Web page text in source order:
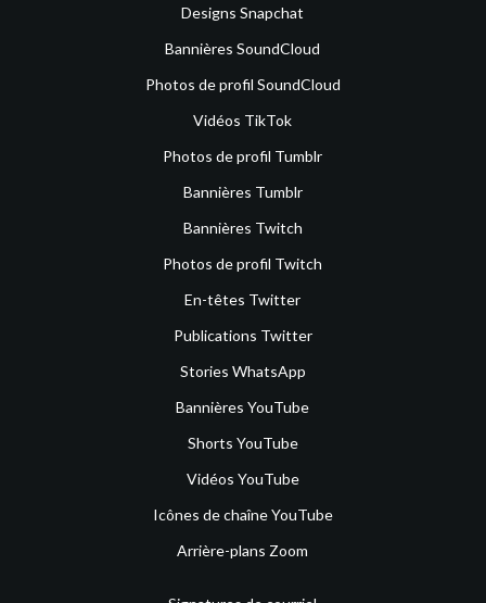
Designs Snapchat
Bannières SoundCloud
Photos de profil SoundCloud
Vidéos TikTok
Photos de profil Tumblr
Bannières Tumblr
Bannières Twitch
Photos de profil Twitch
En-têtes Twitter
Publications Twitter
Stories WhatsApp
Bannières YouTube
Shorts YouTube
Vidéos YouTube
Icônes de chaîne YouTube
Arrière-plans Zoom